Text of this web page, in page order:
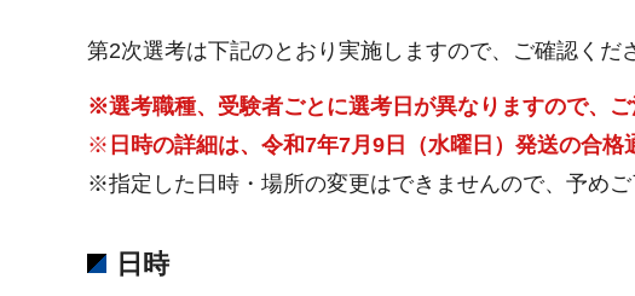
第2次選考は下記のとおり実施しますので、ご確認くだ
※選考職種、受験者ごとに選考日が異なりますので、ご
※ 日時の詳細は、令和7年7月9日（水曜日）発送の合格
※指定した日時・場所の変更はできませんので、予めご
日時